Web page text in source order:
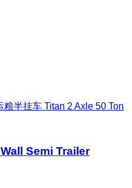
粮半挂车 Titan 2 Axle 50 Ton
Semi Trailer